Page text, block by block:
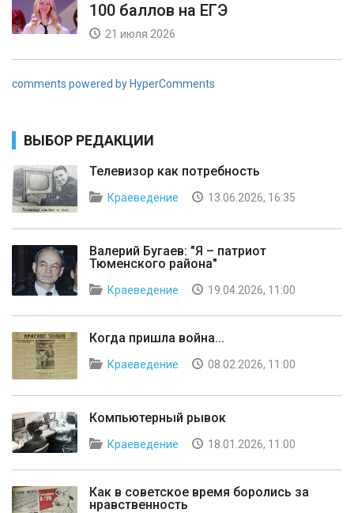
100 баллов на ЕГЭ
21 июля 2026
comments powered by HyperComments
ВЫБОР РЕДАКЦИИ
Телевизор как потребность
Краеведение 13.06.2026, 16:35
Валерий Бугаев: "Я – патриот
Тюменского района"
Краеведение 19.04.2026, 11:00
Когда пришла война...
Краеведение 08.02.2026, 11:00
Компьютерный рывок
Краеведение 18.01.2026, 11:00
Как в советское время боролись за
нравственность